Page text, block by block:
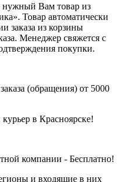
нужный Вам товар из
Товар автоматически
заказа из корзины
Менеджер свяжется с
покупки.
(обращения) от 5000
в Красноярске!
компании - Бесплатно!
и входящие в них